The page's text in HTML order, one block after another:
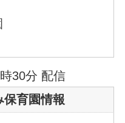
30分 配信
保育園情報